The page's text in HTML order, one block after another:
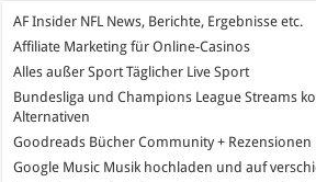
AF Insider NFL News, Berichte, Ergebnisse etc.
Affiliate Marketing für Online-Casinos
Alles außer Sport Täglicher Live Sport
Bundesliga und Champions League Streams
Alternativen
Goodreads Bücher Community + Rezensionen
Google Music Musik hochladen und auf